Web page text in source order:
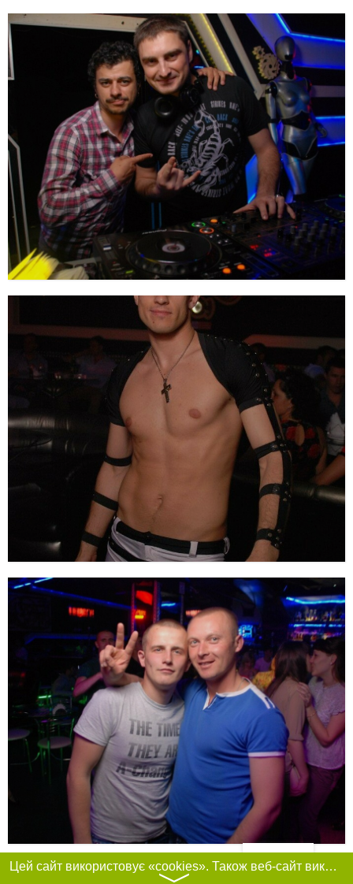
Фільтри
Цей сайт використовує «cookies». Також веб-сайт використовує інтернет-сервіс для збору технічних даних стосовно відвідувачів з метою отримання маркетингової та статистичної інформації. Умови обробки даних відвідувачів сайту див.
〉